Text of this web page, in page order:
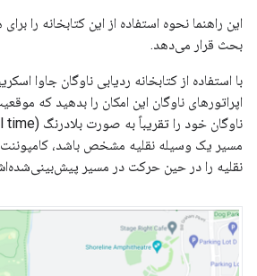
این راهنما نحوه استفاده از این کتابخانه را
بحث قرار می‌دهد.
با استفاده از کتابخانه ردیابی ناوگان جاوا
اپراتورهای ناوگان این امکان را بدهید که
مسیر یک وسیله نقلیه مشخص باشد، کامپوننت
نقلیه را در حین حرکت در مسیر